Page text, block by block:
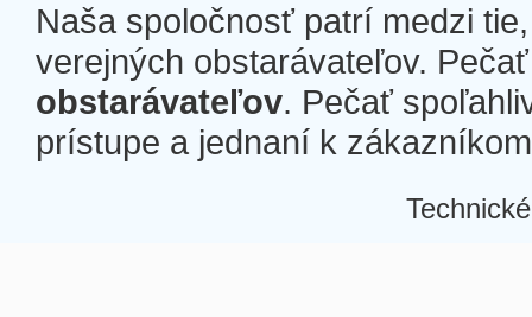
Naša spoločnosť patrí medzi
verejných obstarávateľov.
obstarávateľov. Pečať
prístupe a jednaní k